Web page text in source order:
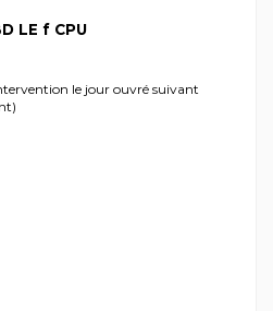
LE f CPU
le jour ouvré suivant